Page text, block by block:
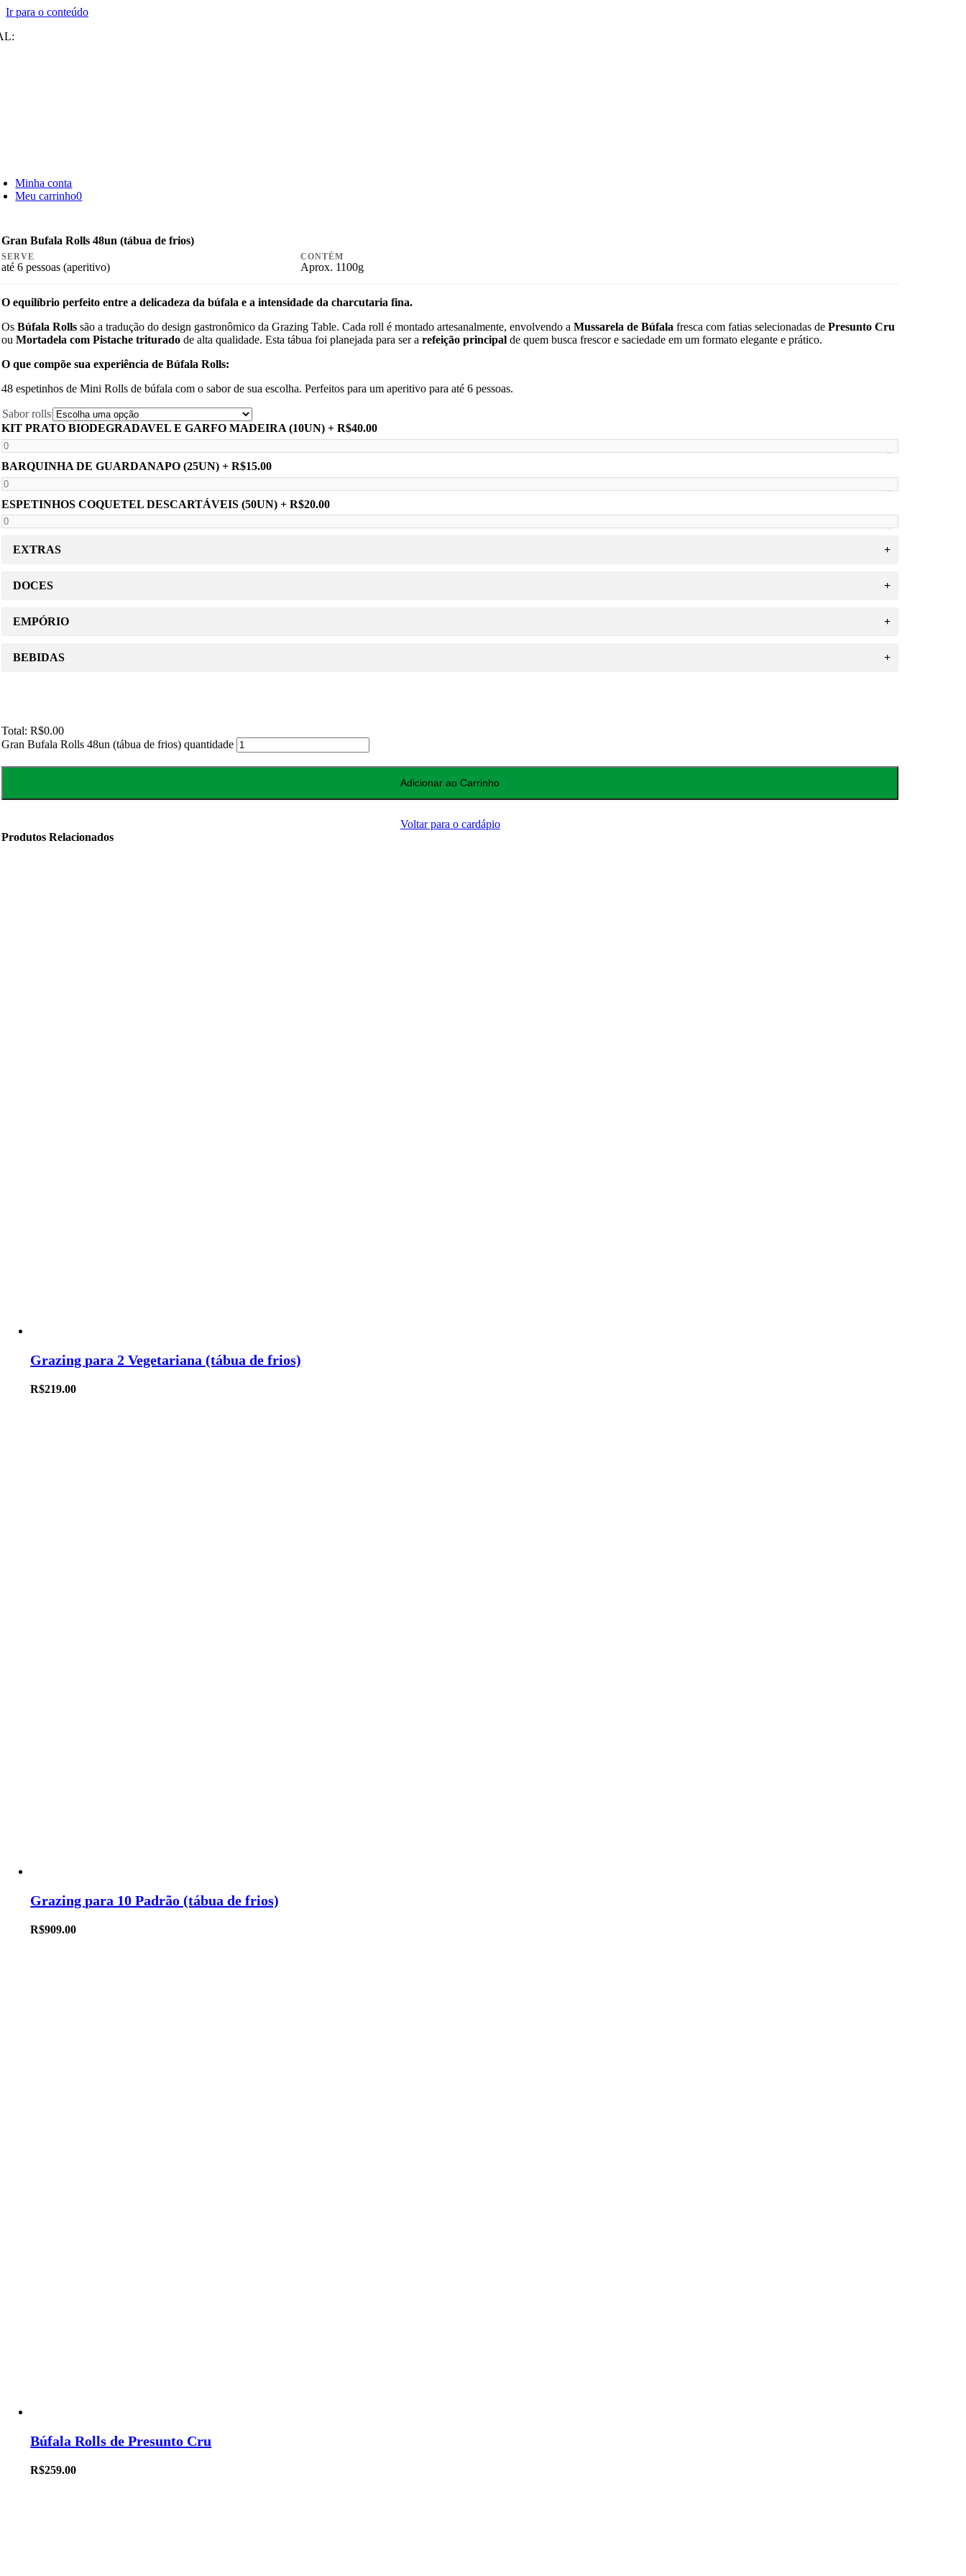
Ir para o conteúdo
Minha conta
Meu carrinho0
Gran Bufala Rolls 48un (tábua de frios)
SERVE
até 6 pessoas (aperitivo)
CONTÉM
Aprox. 1100g
O equilíbrio perfeito entre a delicadeza da búfala e a intensidade da charcutaria fina.
OsBúfala Rolls são a tradução do design gastronômico da Grazing Table. Cada roll é montado artesanalmente, envolvendo aMussarela de Búfala fresca com fatias selecionadas dePresunto Cru
ouMortadela com Pistache triturado de alta qualidade. Esta tábua foi planejada para ser arefeição principal de quem busca frescor e saciedade em um formato elegante e prático.
O que compõe sua experiência de Búfala Rolls:
48 espetinhos de Mini Rolls de búfala com o sabor de sua escolha. Perfeitos para um aperitivo para até 6 pessoas.
Sabor rolls
KIT PRATO BIODEGRADAVEL E GARFO MADEIRA (10UN) + R$40.00
BARQUINHA DE GUARDANAPO (25UN) + R$15.00
ESPETINHOS COQUETEL DESCARTÁVEIS (50UN) + R$20.00
EXTRAS
DOCES
EMPÓRIO
BEBIDAS
Total:R$0.00
Gran Bufala Rolls 48un (tábua de frios) quantidade
Adicionar ao Carrinho
Voltar para o cardápio
Produtos Relacionados
Grazing para 2 Vegetariana (tábua de frios)
R$219.00
Grazing para 10 Padrão (tábua de frios)
R$909.00
Búfala Rolls de Presunto Cru
R$259.00